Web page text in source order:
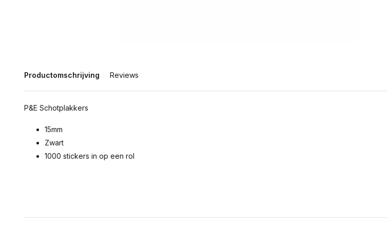
Productomschrijving Reviews
P&E Schotplakkers
15mm
Zwart
1000 stickers in op een rol